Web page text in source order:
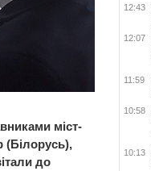
міст-
(Білорусь),
до
12:43
12:07
11:59
10:58
10:13